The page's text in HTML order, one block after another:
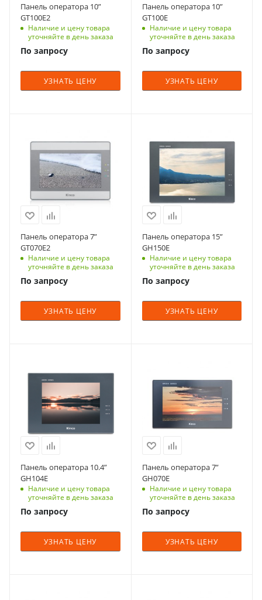
Панель оператора 10”
GT100E2
Наличие и цену товара
уточняйте в день заказа
По запросу
УЗНАТЬ ЦЕНУ
Панель оператора 10”
GT100E
Наличие и цену товара
уточняйте в день заказа
По запросу
УЗНАТЬ ЦЕНУ
Панель оператора 7”
GT070E2
Наличие и цену товара
уточняйте в день заказа
По запросу
УЗНАТЬ ЦЕНУ
Панель оператора 15”
GH150E
Наличие и цену товара
уточняйте в день заказа
По запросу
УЗНАТЬ ЦЕНУ
Панель оператора 10.4”
GH104E
Наличие и цену товара
уточняйте в день заказа
По запросу
УЗНАТЬ ЦЕНУ
Панель оператора 7”
GH070E
Наличие и цену товара
уточняйте в день заказа
По запросу
УЗНАТЬ ЦЕНУ